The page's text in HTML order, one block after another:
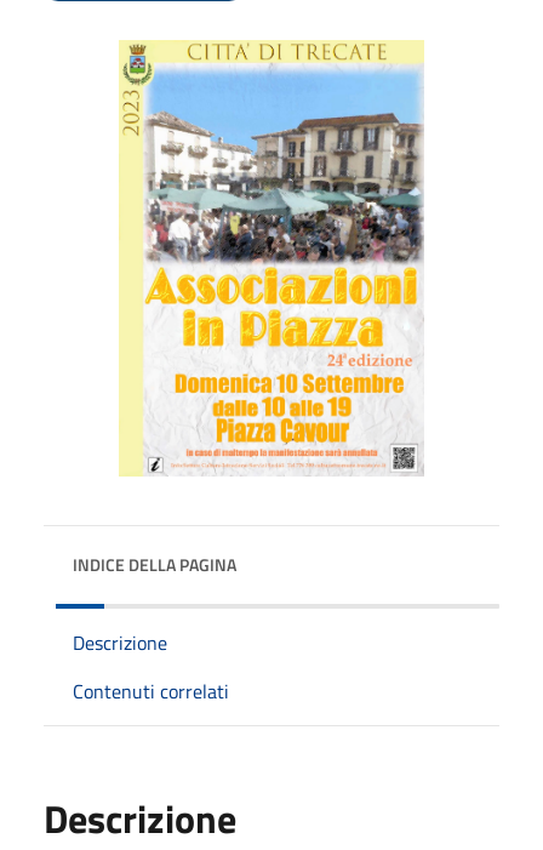
INDICE DELLA PAGINA
Descrizione
Contenuti correlati
Descrizione